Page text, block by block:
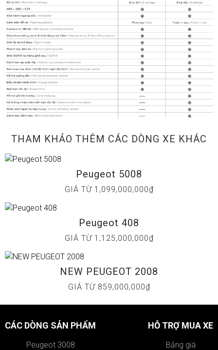
THAM KHẢO THÊM CÁC DÒNG XE KHÁC
Peugeot 5008
GIÁ TỪ 1,099,000,000₫
Peugeot 408
GIÁ TỪ 1,125,000,000₫
NEW PEUGEOT 2008
GIÁ TỪ 859,000,000₫
CÁC DÒNG SẢN PHẨM
Peugeot 3008
HỖ TRỢ MUA XE
Bảng giá